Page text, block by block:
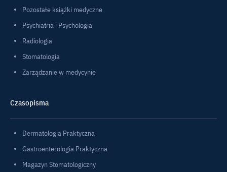
Pozostałe książki medyczne
Psychiatria i Psychologia
Radiologia
Stomatologia
Zarządzanie w medycynie
Czasopisma
Dermatologia Praktyczna
Gastroenterologia Praktyczna
Magazyn Stomatologiczny